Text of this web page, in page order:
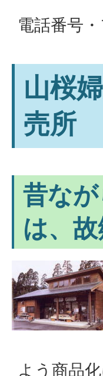
電話番号
山桜
売所
昔な
は、
よう商品